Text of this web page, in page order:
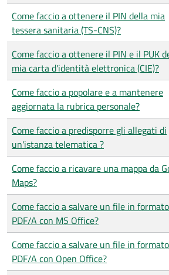
Come faccio a ottenere il PIN della mia
tessera sanitaria (TS-CNS)?
Come faccio a ottenere il PIN e il PUK
mia carta d'identità elettronica (CIE)?
Come faccio a popolare e a mantenere
aggiornata la rubrica personale?
Come faccio a predisporre gli allegati di
un'istanza telematica ?
Come faccio a ricavare una mappa da
Maps?
Come faccio a salvare un file in formato
PDF/A con MS Office?
Come faccio a salvare un file in formato
PDF/A con Open Office?